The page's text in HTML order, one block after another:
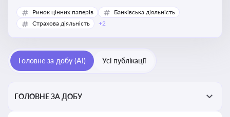
управління коштами, приймання платежів та
дотримання ліцензійних вимог
Ринок цінних паперів
Банківська діяльність
Страхова діяльність
+2
Головне за добу (AI) Усі публікації
ГОЛОВНЕ ЗА ДОБУ